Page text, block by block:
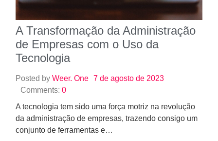
A Transformação da Administração
de Empresas com o Uso da
Tecnologia
Posted by Weer. One 7 de agosto de 2023
Comments: 0
A tecnologia tem sido uma força motriz na revolução
da administração de empresas, trazendo consigo um
conjunto de ferramentas e…